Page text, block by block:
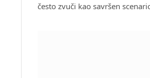
često zvuči kao savršen